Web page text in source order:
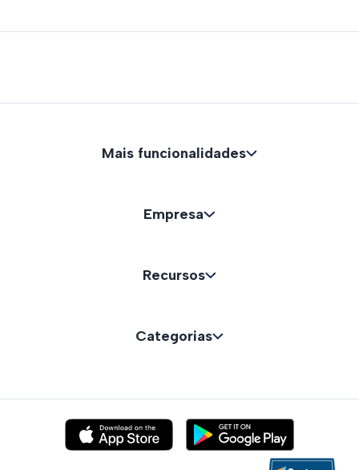
Mais funcionalidades
Empresa
Recursos
Categorias